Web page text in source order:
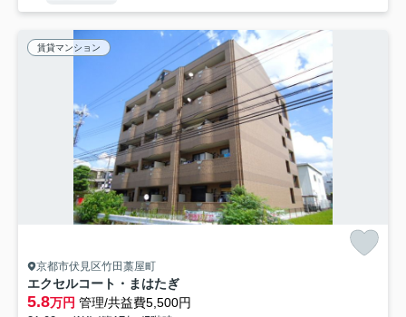
賃貸マンション
京都市伏見区竹田藁屋町
エクセルコート・まはたぎ
5.8万円 管理/共益費5,500円